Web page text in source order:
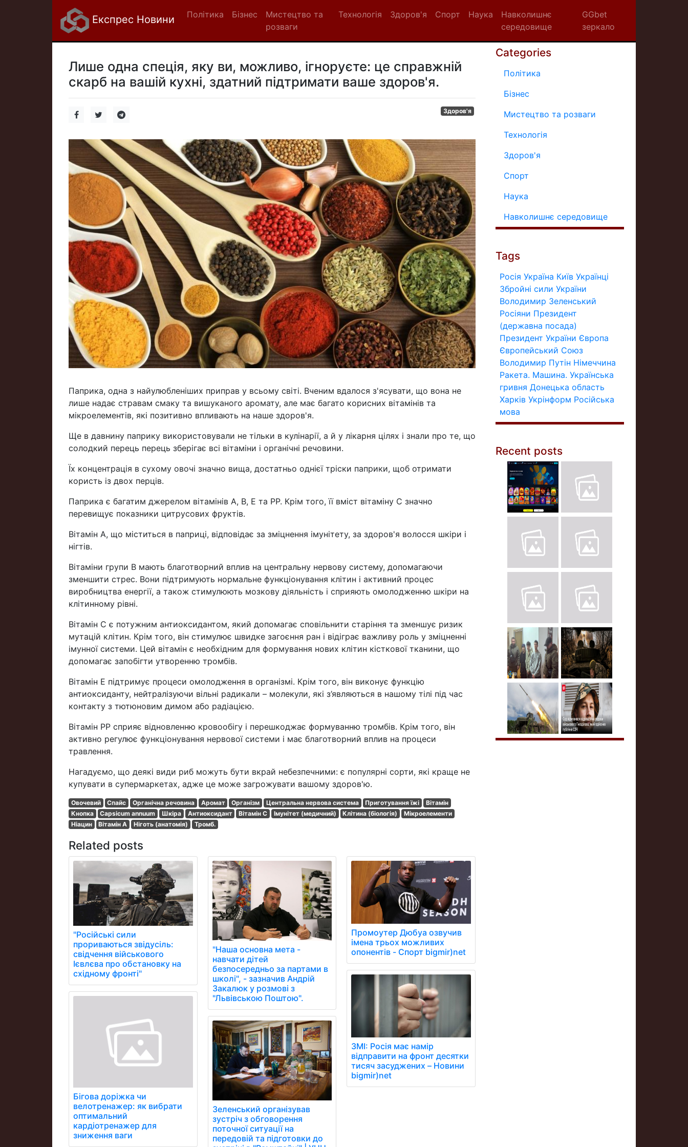
Експрес Новини Політика Бізнес
Мистецтво та
розваги
Технологія Здоров'я Спорт Наука
Навколишнє
середовище
GGbet
зеркало
Лише одна спеція, яку ви, можливо, ігноруєте: це справжній
скарб на вашій кухні, здатний підтримати ваше здоров'я.
Здоров'я
Паприка, одна з найулюбленіших приправ у всьому світі. Вченим вдалося з'ясувати, що вона не
лише надає стравам смаку та вишуканого аромату, але має багато корисних вітамінів та
мікроелементів, які позитивно впливають на наше здоров'я.
Ще в давнину паприку використовували не тільки в кулінарії, а й у лікарня цілях і знали про те, що
солодкий перець перець зберігає всі вітаміни і органічні речовини.
Їх концентрація в сухому овочі значно вища, достатньо однієї тріски паприки, щоб отримати
користь із двох перців.
Паприка є багатим джерелом вітамінів A, B, E та PP. Крім того, її вміст вітаміну C значно
перевищує показники цитрусових фруктів.
Вітамін А, що міститься в паприці, відповідає за зміцнення імунітету, за здоров'я волосся шкіри і
нігтів.
Вітаміни групи В мають благотворний вплив на центральну нервову систему, допомагаючи
зменшити стрес. Вони підтримують нормальне функціонування клітин і активний процес
виробництва енергії, а також стимулюють мозкову діяльність і сприяють омолодженню шкіри на
клітинному рівні.
Вітамін С є потужним антиоксидантом, який допомагає сповільнити старіння та зменшує ризик
мутацій клітин. Крім того, він стимулює швидке загоєння ран і відіграє важливу роль у зміцненні
імунної системи. Цей вітамін є необхідним для формування нових клітин кісткової тканини, що
допомагає запобігти утворенню тромбів.
Вітамін Е підтримує процеси омолодження в організмі. Крім того, він виконує функцію
антиоксиданту, нейтралізуючи вільні радикали – молекули, які з’являються в нашому тілі під час
контакту з тютюновим димом або радіацією.
Вітамін РР сприяє відновленню кровообігу і перешкоджає формуванню тромбів. Крім того, він
активно регулює функціонування нервової системи і має благотворний вплив на процеси
травлення.
Нагадуємо, що деякі види риб можуть бути вкрай небезпечними: є популярні сорти, які краще не
купувати в супермаркетах, адже це може загрожувати вашому здоров'ю.
Овочевий Спайс Органічна речовина Аромат Організм Центральна нервова система Приготування їжі
Вітамін
Кнопка
Capsicum annuum Шкіра Антиоксидант Вітамін С Імунітет (медичний) Клітина (біологія)
Мікроелементи
Ніацин
Вітамін А Ніготь (анатомія) Тромб.
Related posts
"Російські сили
прориваються звідусіль:
свідчення військового
Ієвлєва про обстановку на
східному фронті"
Бігова доріжка чи
велотренажер: як вибрати
оптимальний
кардіотренажер для
зниження ваги
"Наша основна мета -
навчати дітей
безпосередньо за партами в
школі", - зазначив Андрій
Закалюк у розмові з
"Львівською Поштою".
Зеленський організував
зустріч з обговорення
поточної ситуації на
передовій та підготовки до
Промоутер Дюбуа озвучив
імена трьох можливих
опонентів - Спорт bigmir)net
ЗМІ: Росія має намір
відправити на фронт десятки
тисяч засуджених – Новини
bigmir)net
Categories
Політика
Бізнес
Мистецтво та розваги
Технологія
Здоров'я
Спорт
Наука
Навколишнє середовище
Tags
Росія Україна Київ Українці
Збройні сили України
Володимир Зеленський
Росіяни Президент
(державна посада)
Президент України Європа
Європейський Союз
Володимир Путін Німеччина
Ракета. Машина. Українська
гривня Донецька область
Харків Укрінформ Російська
мова
Recent posts